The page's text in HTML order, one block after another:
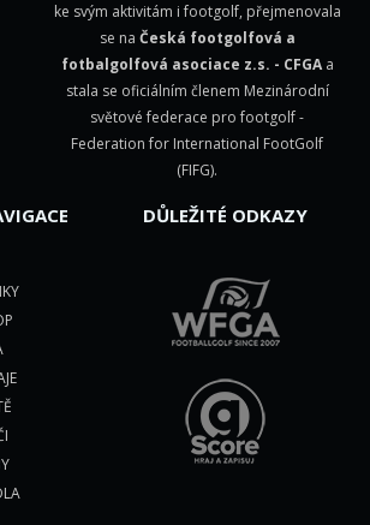
ke svým aktivitám i footgolf, přejmenovala
se na Česká footgolfová a
fotbalgolfová asociace z.s. - CFGAa
stala se oficiálním členem Mezinárodní
světové federace pro footgolf -
Federation for International FootGolf
(FIFG).
DŮLEŽITÉ ODKAZY